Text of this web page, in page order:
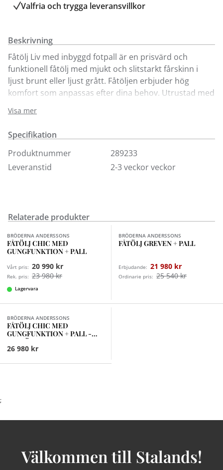
Valfria och trygga leveransvillkor
Beskrivning
Fåtölj Liv med inbyggd fotpall är en prisvärd och
funktionell fåtölj med mjukt och slitstarkt fårskinn i
ljust brunt eller ljust grått. Fåtöljen erbjuder hög
komfort som anpassas efter dina behov. Utrustad med
som ger optimal avlastning för ryggen. Den steglösa
lutningen av ryggstödet och med ett inbyggt fotstöd
gör det enkelt att hitta en avslappnad position.
Fåtölj Liv finns även med inbyggd fotpall med motor
Visa mer
Specifikation
Produktnummer
289233
Leveranstid
2-3 veckor veckor
Relaterade produkter
Finns i fler val (2)
BRÖDERNA ANDERSSONS
FÅTÖLJ CHIC MED
GUNGFUNKTION + PALL
Vårt pris: 20 990 kr
Rek. pris: 23 980 kr
Lagervara
BRÖDERNA ANDERSSONS
FÅTÖLJ GREVEN + PALL
Erbjudande: 21 980 kr
Ordinarie pris: 25 540 kr
BRÖDERNA ANDERSSONS
FÅTÖLJ CHIC MED
GUNGFUNKTION + PALL -
VALNÖT
26 980 kr
;
Välkommen till Stalands!